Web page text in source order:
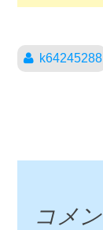
k64245288
コメ